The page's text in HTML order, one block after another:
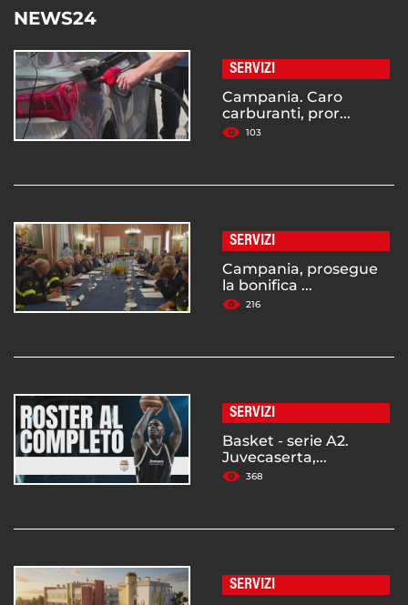
NEWS24
SERVIZI
Campania. Caro
carburanti, pror...
103
SERVIZI
Campania, prosegue
la bonifica ...
216
SERVIZI
Basket - serie A2.
Juvecaserta,...
368
SERVIZI